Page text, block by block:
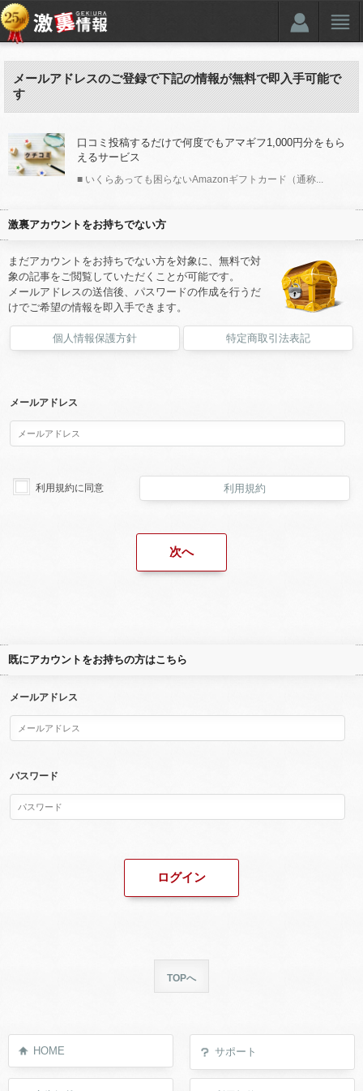
メールアドレスのご登録で下記の情報が無料で即入手可能で
す
口コミ投稿するだけで何度でもアマギフ1,000円分をもら
えるサービス
■ いくらあっても困らないAmazonギフトカード（通称...
激裏アカウントをお持ちでない方
まだアカウントをお持ちでない方を対象に、無料で対
象の記事をご閲覧していただくことが可能です。
メールアドレスの送信後、パスワードの作成を行うだ
けでご希望の情報を即入手できます。
個人情報保護方針 特定商取引法表記
メールアドレス
利用規約に同意 利用規約
既にアカウントをお持ちの方はこちら
メールアドレス
パスワード
TOPへ
HOME サポート